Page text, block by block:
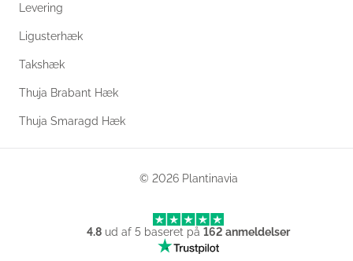
Levering
Ligusterhæk
Takshæk
Thuja Brabant Hæk
Thuja Smaragd Hæk
© 2026 Plantinavia
4.8 ud af 5 baseret på 162 anmeldelser